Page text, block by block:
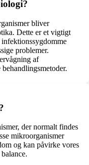
bliver
Dette er et vigtigt
problemer.
af
der normalt findes
mikroorganismer
og kan påvirke vores